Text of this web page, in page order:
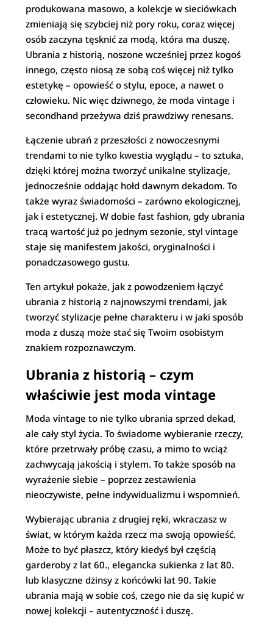
produkowana masowo, a kolekcje w sieciówkach
zmieniają się szybciej niż pory roku, coraz więcej
osób zaczyna tęsknić za modą, która ma duszę.
Ubrania z historią, noszone wcześniej przez kogoś
innego, często niosą ze sobą coś więcej niż tylko
estetykę – opowieść o stylu, epoce, a nawet o
człowieku. Nic więc dziwnego, że moda vintage i
secondhand przeżywa dziś prawdziwy renesans.
Łączenie ubrań z przeszłości z nowoczesnymi
trendami to nie tylko kwestia wyglądu – to sztuka,
dzięki której można tworzyć unikalne stylizacje,
jednocześnie oddając hołd dawnym dekadom. To
także wyraz świadomości – zarówno ekologicznej,
jak i estetycznej. W dobie fast fashion, gdy ubrania
tracą wartość już po jednym sezonie, styl vintage
staje się manifestem jakości, oryginalności i
ponadczasowego gustu.
Ten artykuł pokaże, jak z powodzeniem łączyć
ubrania z historią z najnowszymi trendami, jak
tworzyć stylizacje pełne charakteru i w jaki sposób
moda z duszą może stać się Twoim osobistym
znakiem rozpoznawczym.
Ubrania z historią – czym
właściwie jest moda vintage
Moda vintage to nie tylko ubrania sprzed dekad,
ale cały styl życia. To świadome wybieranie rzeczy,
które przetrwały próbę czasu, a mimo to wciąż
zachwycają jakością i stylem. To także sposób na
wyrażenie siebie – poprzez zestawienia
nieoczywiste, pełne indywidualizmu i wspomnień.
Wybierając ubrania z drugiej ręki, wkraczasz w
świat, w którym każda rzecz ma swoją opowieść.
Może to być płaszcz, który kiedyś był częścią
garderoby z lat 60., elegancka sukienka z lat 80.
lub klasyczne dżinsy z końcówki lat 90. Takie
ubrania mają w sobie coś, czego nie da się kupić w
nowej kolekcji – autentyczność i duszę.